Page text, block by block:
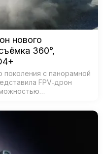
нового
360°,
поколения с панорамной
FPV‑дрон
для:…